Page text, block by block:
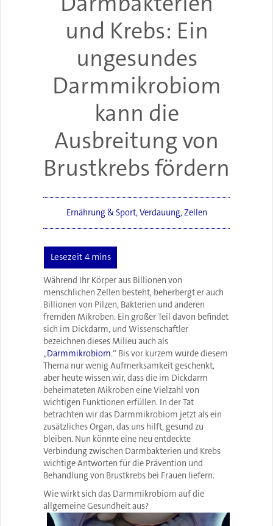
und Krebs: Ein
ungesundes
Darmmikrobiom
kann die
Ausbreitung von
Brustkrebs fördern
Ernährung & Sport,Verdauung,Zellen
Während Ihr Körper aus Billionen von
menschlichen Zellen besteht, beherbergt er auch
Billionen von Pilzen, Bakterien und anderen
fremden Mikroben. Ein großer Teil davon befindet
sich im Dickdarm, und Wissenschaftler
bezeichnen dieses Milieu auch als
„Darmmikrobiom.“ Bis vor kurzem wurde diesem
Thema nur wenig Aufmerksamkeit geschenkt,
aber heute wissen wir, dass die im Dickdarm
beheimateten Mikroben eine Vielzahl von
wichtigen Funktionen erfüllen. In der Tat
betrachten wir das Darmmikrobiom jetzt als ein
zusätzliches Organ, das uns hilft, gesund zu
bleiben. Nun könnte eine neu entdeckte
Verbindung zwischen Darmbakterien und Krebs
wichtige Antworten für die Prävention und
Behandlung von Brustkrebs bei Frauen liefern.
Wie wirkt sich das Darmmikrobiom auf die
allgemeine Gesundheit aus?